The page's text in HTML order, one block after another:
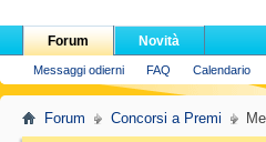
Forum
Messaggi odierni FAQ Calendario
Novità
Forum Concorsi a Premi